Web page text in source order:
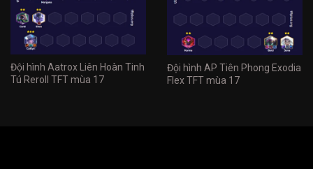
Đội hình Aatrox Liên Hoàn Tinh
Tú Reroll TFT mùa 17
Đội hình AP Tiên Phong Exodia
Flex TFT mùa 17